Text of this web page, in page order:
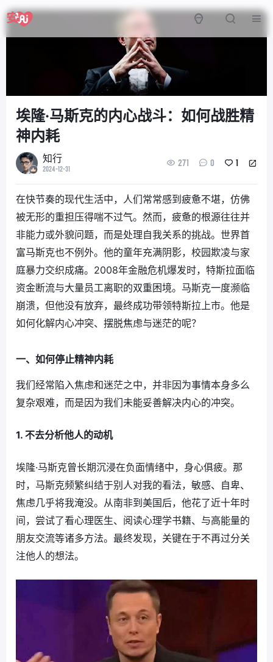
埃隆·马斯克的内心战斗：如何战胜精
神内耗
知行
2024-12-31
271 0 1
在快节奏的现代生活中，人们常常感到疲惫不堪，仿佛
被无形的重担压得喘不过气。然而，疲惫的根源往往并
非能力或外貌问题，而是处理自我关系的挑战。世界首
富马斯克也不例外。他的童年充满阴影，校园欺凌与家
庭暴力交织成痛。2008年金融危机爆发时，特斯拉面临
资金断流与大量员工离职的双重困境。马斯克一度濒临
崩溃，但他没有放弃，最终成功带领特斯拉上市。他是
如何化解内心冲突、摆脱焦虑与迷茫的呢？
一、如何停止精神内耗
我们经常陷入焦虑和迷茫之中，并非因为事情本身多么
复杂艰难，而是因为我们未能妥善解决内心的冲突。
1. 不去分析他人的动机
埃隆·马斯克曾长期沉浸在负面情绪中，身心俱疲。那
时，马斯克频繁纠结于别人对我的看法，敏感、自卑、
焦虑几乎将我淹没。从南非到美国后，他花了近十年时
间，尝试了看心理医生、阅读心理学书籍、与高能量的
朋友交流等诸多方法。最终发现，关键在于不再过分关
注他人的想法。